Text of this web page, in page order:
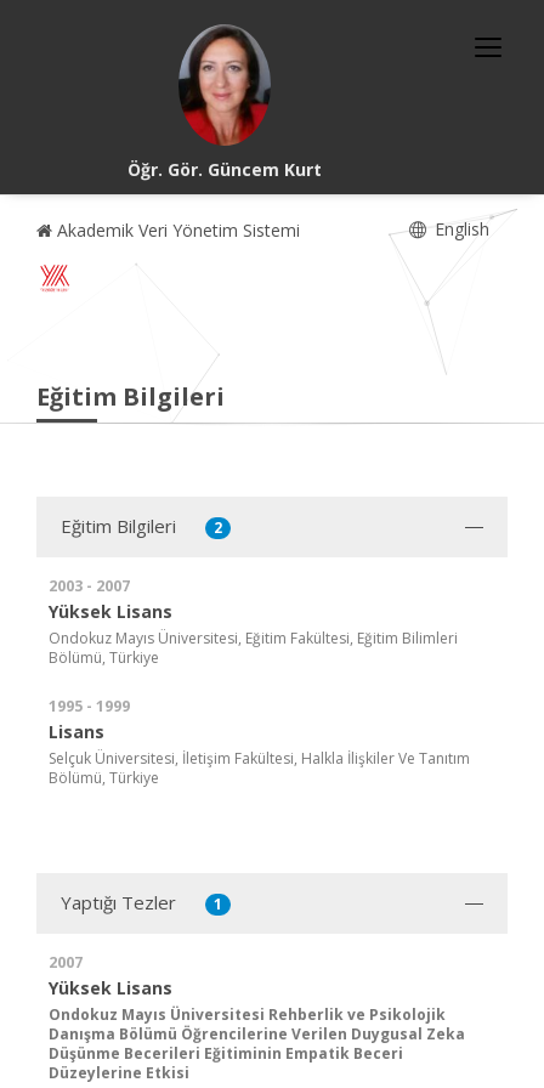
Öğr. Gör. Güncem Kurt
Akademik Veri Yönetim Sistemi English
Eğitim Bilgileri
Eğitim Bilgileri 2
2003 - 2007
Yüksek Lisans
Ondokuz Mayıs Üniversitesi, Eğitim Fakültesi, Eğitim Bilimleri
Bölümü, Türkiye
1995 - 1999
Lisans
Selçuk Üniversitesi, İletişim Fakültesi, Halkla İlişkiler Ve Tanıtım
Bölümü, Türkiye
Yaptığı Tezler 1
2007
Yüksek Lisans
Ondokuz Mayıs Üniversitesi Rehberlik ve Psikolojik
Danışma Bölümü Öğrencilerine Verilen Duygusal Zeka
Düşünme Becerileri Eğitiminin Empatik Beceri
Düzeylerine Etkisi